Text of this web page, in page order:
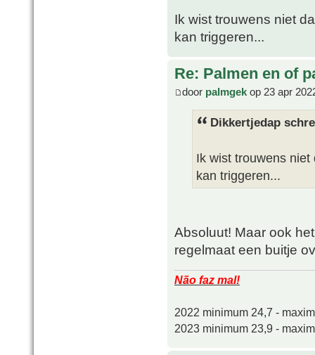
Ik wist trouwens niet
kan triggeren...
Re: Palmen en of
door palmgek op 23 apr
Dikkertjedap
Ik wist trouwens
kan triggeren...
Absoluut! Maar ook
regelmaat een buitje
Não faz mal!
2022 minimum 24,7 -
2023 minimum 23,9 -